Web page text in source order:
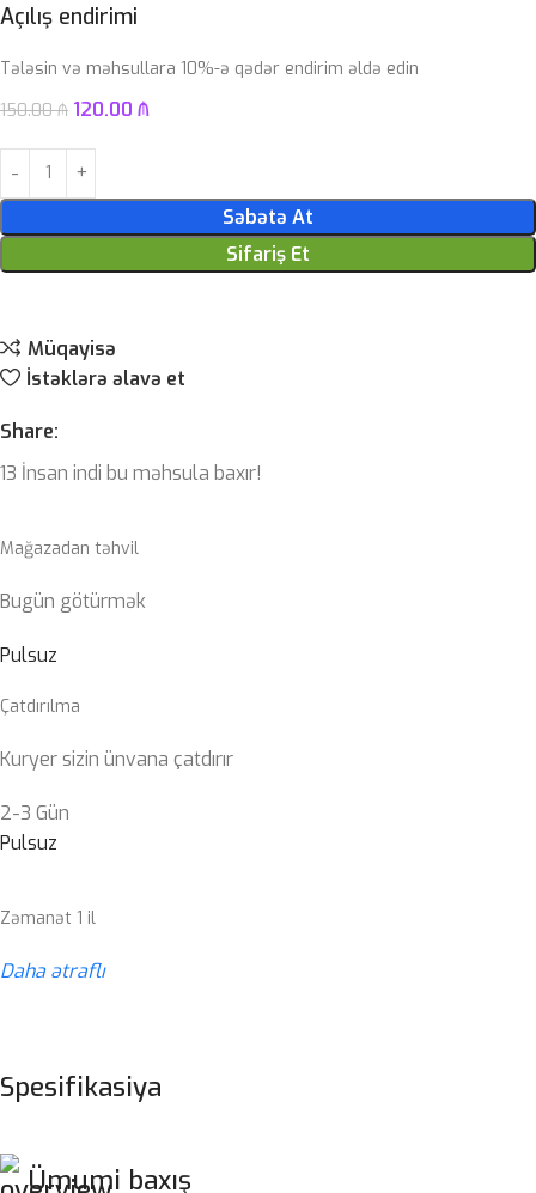
Açılış endirimi
Tələsin və məhsullara 10%-ə qədər endirim əldə edin
150.00₼ 120.00 ₼
Səbətə At
Sifariş Et
Müqayisə
İstəklərə əlavə et
Share:
13 İnsan indi bu məhsula baxır!
Mağazadan təhvil
Bugün götürmək
Pulsuz
Çatdırılma
Kuryer sizin ünvana çatdırır
2-3 Gün
Pulsuz
Zəmanət 1 il
Daha ətraflı
Spesifikasiya
Ümumi baxış